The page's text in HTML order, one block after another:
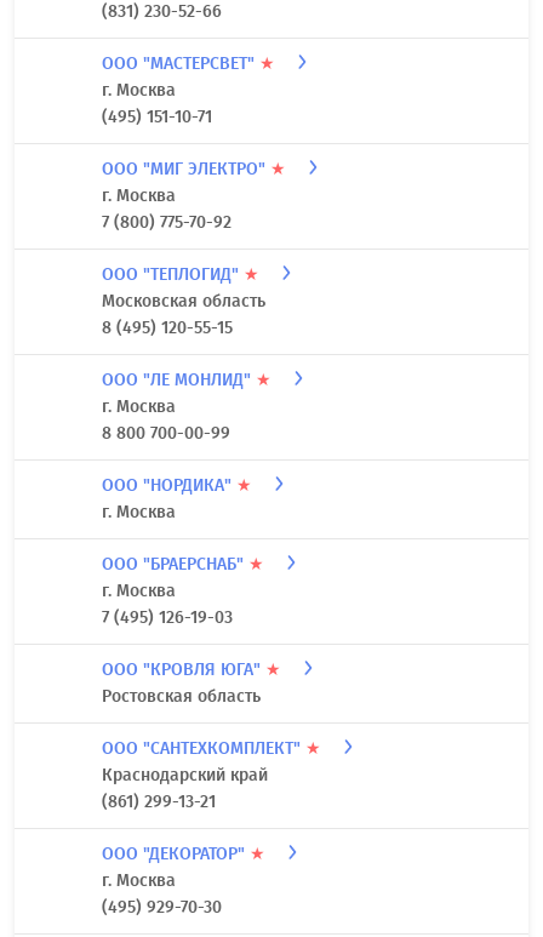
(831) 230-52-66
ООО "МАСТЕРСВЕТ" ★
г. Москва
(495) 151-10-71
ООО "МИГ ЭЛЕКТРО" ★
г. Москва
7 (800) 775-70-92
ООО "ТЕПЛОГИД" ★
Московская область
8 (495) 120-55-15
ООО "ЛЕ МОНЛИД" ★
г. Москва
8 800 700-00-99
ООО "НОРДИКА" ★
г. Москва
ООО "БРАЕРСНАБ" ★
г. Москва
7 (495) 126-19-03
ООО "КРОВЛЯ ЮГА" ★
Ростовская область
ООО "САНТЕХКОМПЛЕКТ" ★
Краснодарский край
(861) 299-13-21
ООО "ДЕКОРАТОР" ★
г. Москва
(495) 929-70-30